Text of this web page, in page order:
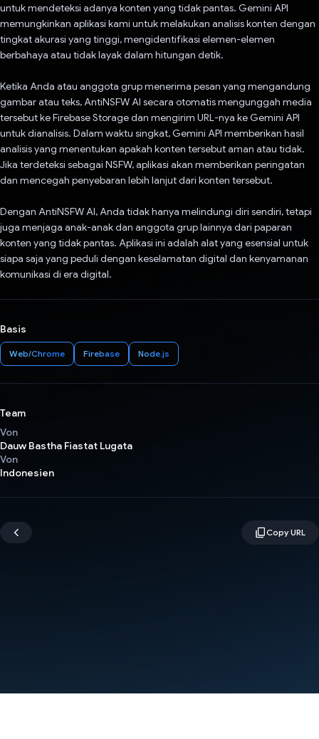
untuk mendeteksi adanya konten yang tidak pantas. Gemini API
memungkinkan aplikasi kami untuk melakukan analisis konten dengan
tingkat akurasi yang tinggi, mengidentifikasi elemen-elemen
berbahaya atau tidak layak dalam hitungan detik.
Ketika Anda atau anggota grup menerima pesan yang mengandung
gambar atau teks, AntiNSFW AI secara otomatis mengunggah media
tersebut ke Firebase Storage dan mengirim URL-nya ke Gemini API
untuk dianalisis. Dalam waktu singkat, Gemini API memberikan hasil
analisis yang menentukan apakah konten tersebut aman atau tidak.
Jika terdeteksi sebagai NSFW, aplikasi akan memberikan peringatan
dan mencegah penyebaran lebih lanjut dari konten tersebut.
Dengan AntiNSFW AI, Anda tidak hanya melindungi diri sendiri, tetapi
juga menjaga anak-anak dan anggota grup lainnya dari paparan
konten yang tidak pantas. Aplikasi ini adalah alat yang esensial untuk
siapa saja yang peduli dengan keselamatan digital dan kenyamanan
komunikasi di era digital.
Basis
Web/Chrome Firebase Node.js
Team
Von
Dauw Bastha Fiastat Lugata
Von
Indonesien